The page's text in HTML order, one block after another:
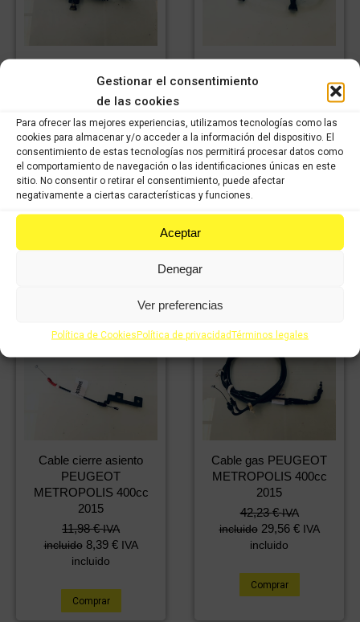
Gestionar el consentimiento
de las cookies
Para ofrecer las mejores experiencias, utilizamos tecnologías como las
cookies para almacenar y/o acceder a la información del dispositivo. El
consentimiento de estas tecnologías nos permitirá procesar datos como
el comportamiento de navegación o las identificaciones únicas en este
sitio. No consentir o retirar el consentimiento, puede afectar
negativamente a ciertas características y funciones.
Aceptar
Denegar
Ver preferencias
Política de CookiesPolítica de privacidadTérminos legales
PEUGEOT
METROPOLIS 400cc
60,38€ IVA
incluido 42,27€ IVA
incluido
PEUGEOT
39,81 € IVA
incluido 27,87€ IVA
incluido
Cable cierre asiento
PEUGEOT
METROPOLIS 400cc
2015
11,98€ IVA
incluido 8,39 € IVA
incluido
Comprar
Cable gas PEUGEOT
METROPOLIS 400cc
2015
42,23€ IVA
incluido 29,56 € IVA
incluido
Comprar